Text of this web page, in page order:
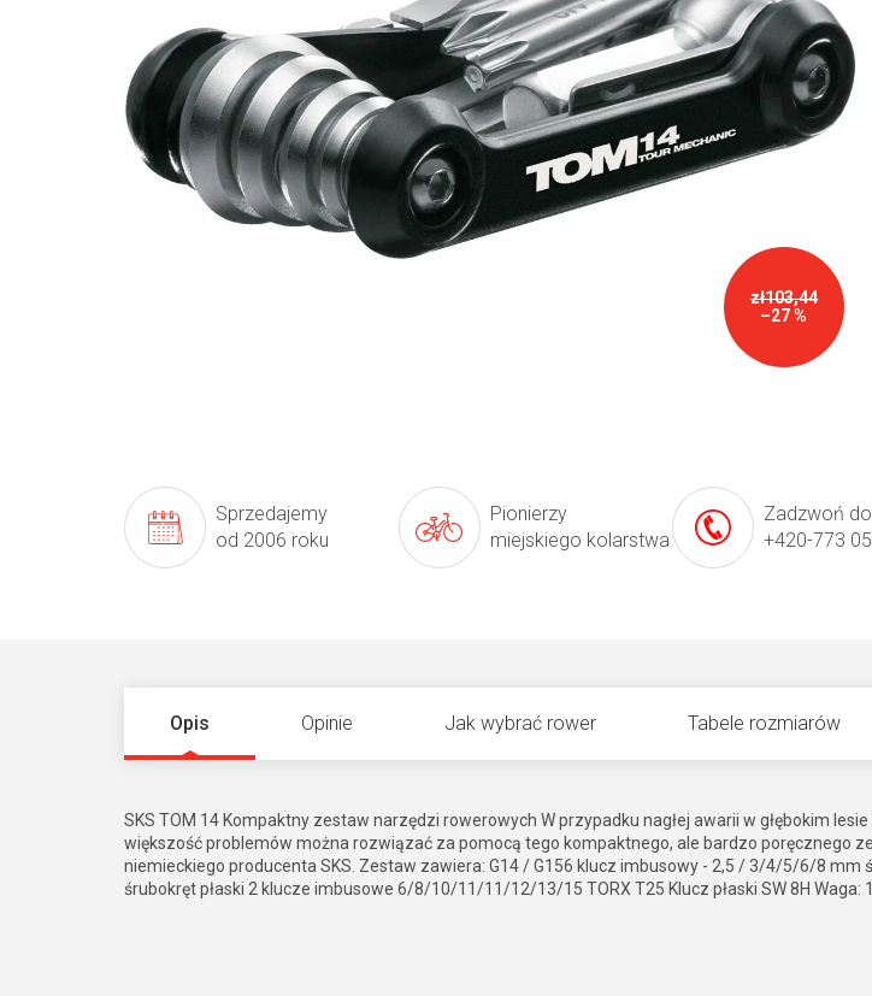
zł103,44
–27 %
Sprzedajemy
od 2006 roku
Pionierzy
miejskiego kolarstwa
Zadzwoń
+420-773
Opis Opinie Jak wybrać rower Tabele rozmiarów
SKS TOM 14 Kompaktny zestaw narzędzi rowerowych W przypadku nagłej awarii w głębokim
większość problemów można rozwiązać za pomocą tego kompaktnego, ale bardzo poręcznego
niemieckiego producenta SKS. Zestaw zawiera: G14 / G156 klucz imbusowy - 2,5 / 3/4/5/6/8 mm
śrubokręt płaski 2 klucze imbusowe 6/8/10/11/11/12/13/15 TORX T25 Klucz płaski SW 8H Waga: